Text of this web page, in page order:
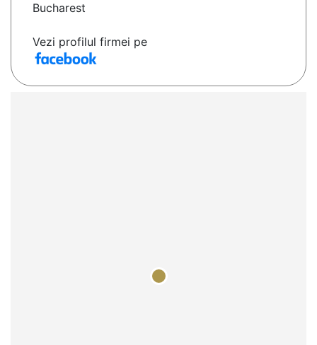
Bucharest
Vezi profilul firmei pe